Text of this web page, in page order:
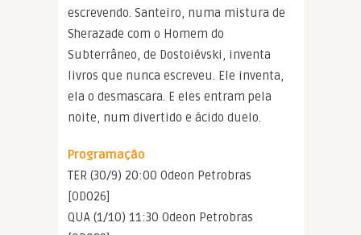
escrevendo. Santeiro, numa mistura de
Sherazade com o Homem do
Subterrâneo, de Dostoiévski, inventa
livros que nunca escreveu. Ele inventa,
ela o desmascara. E eles entram pela
noite, num divertido e ácido duelo.
Programação
TER (30/9) 20:00 Odeon Petrobras
[OD026]
QUA (1/10) 11:30 Odeon Petrobras